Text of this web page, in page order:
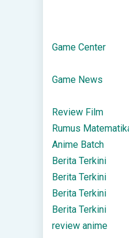
Game Center
Game News
Review Film
Rumus
Anime Batch
Berita Terkini
Berita Terkini
Berita Terkini
Berita Terkini
review anime